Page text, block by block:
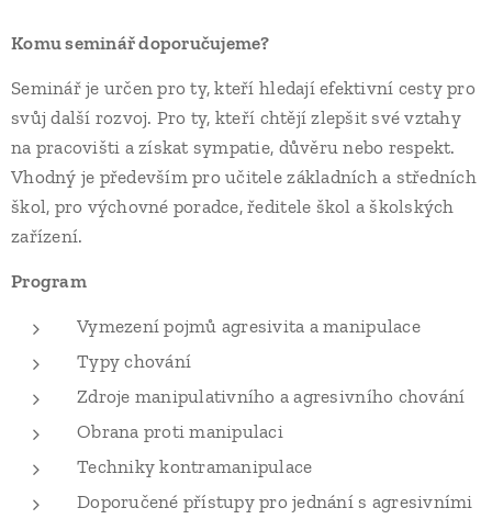
Komu seminář doporučujeme?
Seminář je určen pro ty, kteří hledají efektivní cesty pro
svůj další rozvoj. Pro ty, kteří chtějí zlepšit své vztahy
na pracovišti a získat sympatie, důvěru nebo respekt.
Vhodný je především pro učitele základních a středních
škol, pro výchovné poradce, ředitele škol a školských
zařízení.
Program
Vymezení pojmů agresivita a manipulace
Typy chování
Zdroje manipulativního a agresivního chování
Obrana proti manipulaci
Techniky kontramanipulace
Doporučené přístupy pro jednání s agresivními